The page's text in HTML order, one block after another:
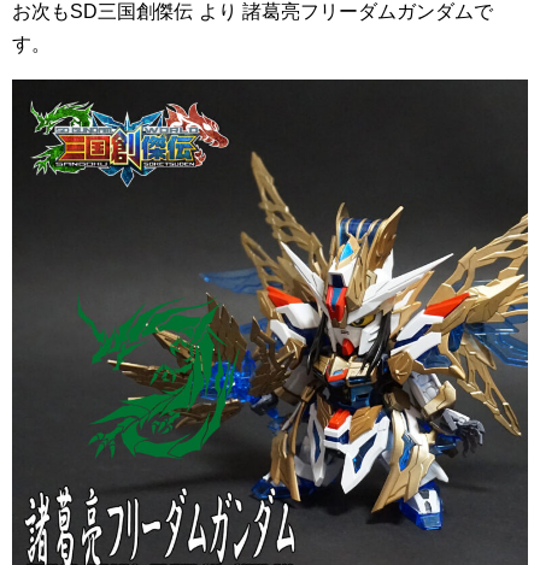
お次もSD三国創傑伝 より 諸葛亮フリーダムガンダムで
す。